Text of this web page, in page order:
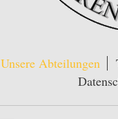
Unsere Abteilungen